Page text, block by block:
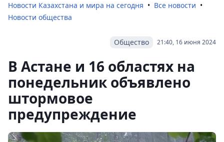
Новости Казахстана и мира на сегодня
Все новости
Новости общества
21:40, 16 июня 2024
Общество
В Астане и 16 областях на
понедельник объявлено
штормовое
предупреждение